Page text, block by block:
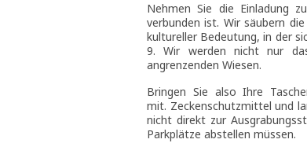
Nehmen Sie die Einladung
verbunden ist. Wir säubern
kultureller Bedeutung, in der
9. Wir werden nicht nur
angrenzenden Wiesen.
Bringen Sie also Ihre
mit. Zeckenschutzmittel und
nicht direkt zur
Parkplätze abstellen müssen.